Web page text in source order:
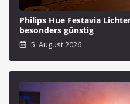
Philips Hue Festavia
besonders günstig
5. August 2026